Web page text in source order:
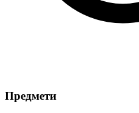
Предмети